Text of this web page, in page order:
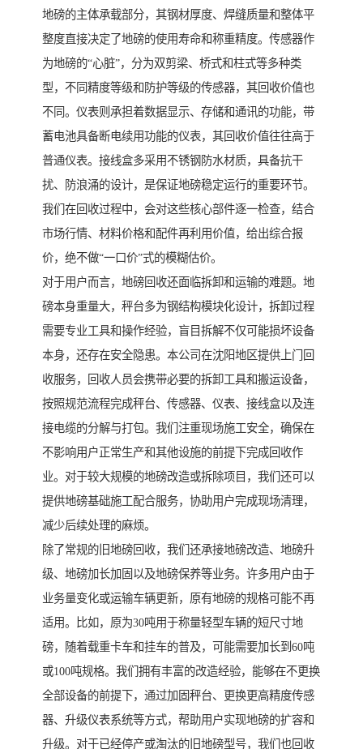
地磅的主体承载部分，其钢材厚度、焊缝质量和整体平
整度直接决定了地磅的使用寿命和称重精度。传感器作
为地磅的“心脏”，分为双剪梁、桥式和柱式等多种类
型，不同精度等级和防护等级的传感器，其回收价值也
不同。仪表则承担着数据显示、存储和通讯的功能，带
蓄电池具备断电续用功能的仪表，其回收价值往往高于
普通仪表。接线盒多采用不锈钢防水材质，具备抗干
扰、防浪涌的设计，是保证地磅稳定运行的重要环节。
我们在回收过程中，会对这些核心部件逐一检查，结合
市场行情、材料价格和配件再利用价值，给出综合报
价，绝不做“一口价”式的模糊估价。
对于用户而言，地磅回收还面临拆卸和运输的难题。地
磅本身重量大，秤台多为钢结构模块化设计，拆卸过程
需要专业工具和操作经验，盲目拆解不仅可能损坏设备
本身，还存在安全隐患。本公司在沈阳地区提供上门回
收服务，回收人员会携带必要的拆卸工具和搬运设备，
按照规范流程完成秤台、传感器、仪表、接线盒以及连
接电缆的分解与打包。我们注重现场施工安全，确保在
不影响用户正常生产和其他设施的前提下完成回收作
业。对于较大规模的地磅改造或拆除项目，我们还可以
提供地磅基础施工配合服务，协助用户完成现场清理，
减少后续处理的麻烦。
除了常规的旧地磅回收，我们还承接地磅改造、地磅升
级、地磅加长加固以及地磅保养等业务。许多用户由于
业务量变化或运输车辆更新，原有地磅的规格可能不再
适用。比如，原为30吨用于称量轻型车辆的短尺寸地
磅，随着载重卡车和挂车的普及，可能需要加长到60吨
或100吨规格。我们拥有丰富的改造经验，能够在不更换
全部设备的前提下，通过加固秤台、更换更高精度传感
器、升级仪表系统等方式，帮助用户实现地磅的扩容和
升级。对于已经停产或淘汰的旧地磅型号，我们也回收